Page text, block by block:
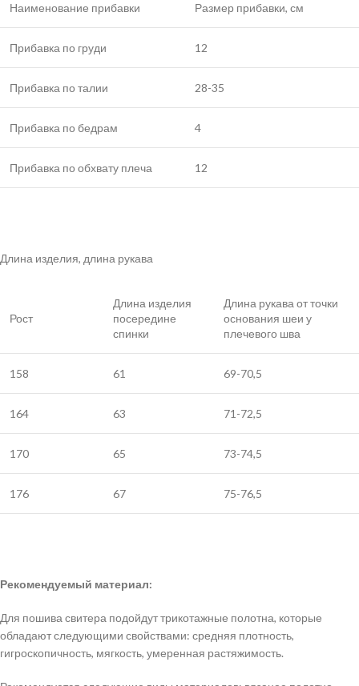
Наименование прибавки Размер прибавки, см
Прибавка по груди 12
Прибавка по талии 28-35
Прибавка по бедрам 4
Прибавка по обхвату плеча 12
Длина изделия, длина рукава
Рост
Длина изделия
посередине
спинки
Длина рукава от точки
основания шеи у
плечевого шва
158 61 69-70,5
164 63 71-72,5
170 65 73-74,5
176 67 75-76,5
Рекомендуемый материал:
Для пошива свитера подойдут трикотажные полотна, которые
обладают следующими свойствами: средняя плотность,
гигроскопичность, мягкость, умеренная растяжимость.